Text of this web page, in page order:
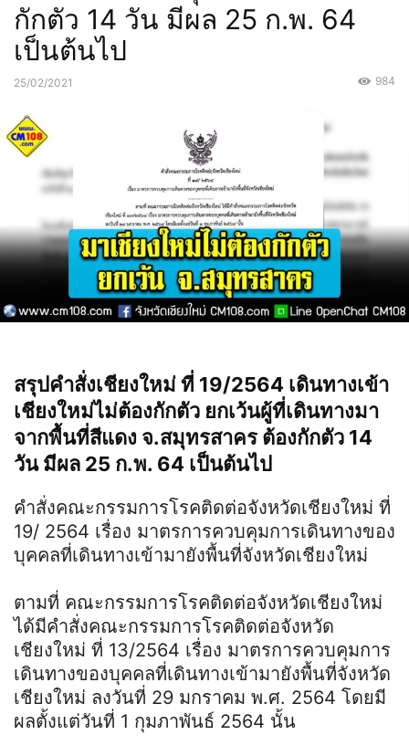
กักตัว 14 วัน มีผล 25 ก.พ. 64
เป็นต้นไป
25/02/2021 984
สรุปคำสั่งเชียงใหม่ ที่ 19/2564 เดินทางเข้า
เชียงใหม่ไม่ต้องกักตัว ยกเว้นผู้ที่เดินทางมา
จากพื้นที่สีแดง จ.สมุทรสาคร ต้องกักตัว 14
วัน มีผล 25 ก.พ. 64 เป็นต้นไป
คําสั่งคณะกรรมการโรคติดต่อจังหวัดเชียงใหม่ ที่
19/ 2564 เรื่อง มาตรการควบคุมการเดินทางของ
บุคคลที่เดินทางเข้ามายังพื้นที่จังหวัดเชียงใหม่
ตามที่ คณะกรรมการโรคติดต่อจังหวัดเชียงใหม่
ได้มีคําสั่งคณะกรรมการโรคติดต่อจังหวัด
เชียงใหม่ ที่ 13/2564 เรื่อง มาตรการควบคุมการ
เดินทางของบุคคลที่เดินทางเข้ามายังพื้นที่จังหวัด
เชียงใหม่ ลงวันที่ 29 มกราคม พ.ศ. 2564 โดยมี
ผลตั้งแต่วันที่ 1 กุมภาพันธ์ 2564 นั้น